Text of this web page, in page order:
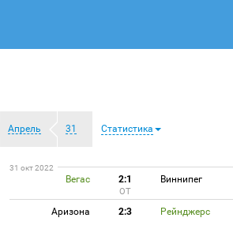
Апрель 31 Статистика
31 окт 2022
Вегас 2:1 Виннипег
ОТ
Аризона 2:3 Рейнджерс